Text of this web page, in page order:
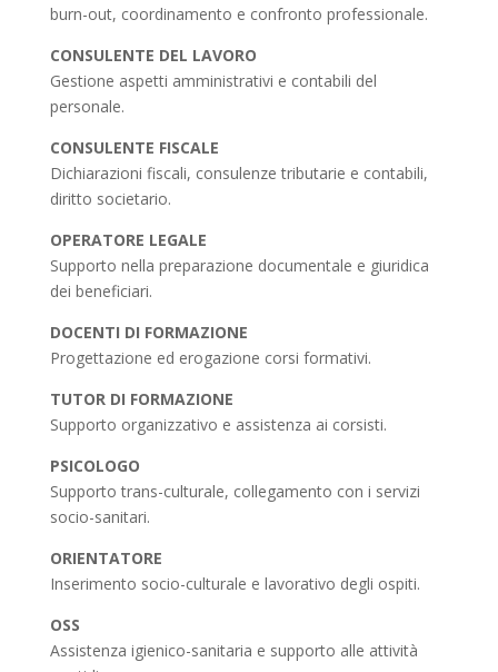
burn-out, coordinamento e confronto professionale.
CONSULENTE DEL LAVORO
Gestione aspetti amministrativi e contabili del
personale.
CONSULENTE FISCALE
Dichiarazioni fiscali, consulenze tributarie e contabili,
diritto societario.
OPERATORE LEGALE
Supporto nella preparazione documentale e giuridica
dei beneficiari.
DOCENTI DI FORMAZIONE
Progettazione ed erogazione corsi formativi.
TUTOR DI FORMAZIONE
Supporto organizzativo e assistenza ai corsisti.
PSICOLOGO
Supporto trans-culturale, collegamento con i servizi
socio-sanitari.
ORIENTATORE
Inserimento socio-culturale e lavorativo degli ospiti.
OSS
Assistenza igienico-sanitaria e supporto alle attività